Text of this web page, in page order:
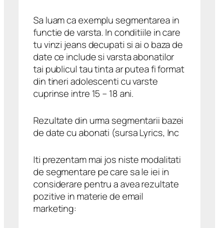
Sa luam ca exemplu segmentarea in
functie de varsta. In conditiile in care
tu vinzi jeans decupati si ai o baza de
date ce include si varsta abonatilor
tai publicul tau tinta ar putea fi format
din tineri adolescenti cu varste
cuprinse intre 15 – 18 ani.
Rezultate din urma segmentarii bazei
de date cu abonati (sursa Lyrics, Inc
Iti prezentam mai jos niste modalitati
de segmentare pe care sa le iei in
considerare pentru a avea rezultate
pozitive in materie de email
marketing: